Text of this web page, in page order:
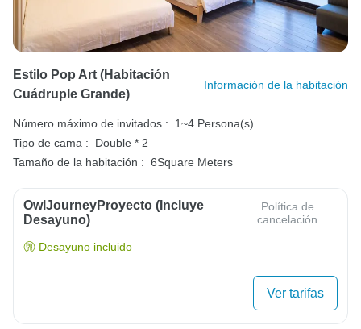
Estilo Pop Art (Habitación
Cuádruple Grande)
Información de la habitación
Número máximo de invitados :
1~4 Persona(s)
Tipo de cama :
Double * 2
Tamaño de la habitación : 6Square Meters
OwlJourneyProyecto (Incluye
Desayuno)
Política de
cancelación
Desayuno incluido
Ver tarifas